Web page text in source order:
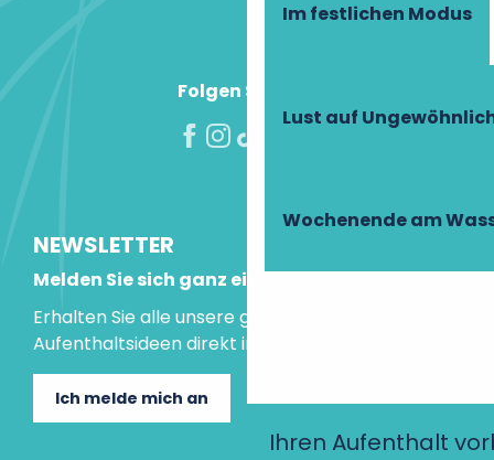
Im festlichen Modus
Lust auf
Wochenende am
Ihren Aufenthalt
Folgen Sie uns!
NEWSLETTER
Melden Sie sich ganz einfach an!
Erhalten Sie alle unsere guten Tipps und
Aufenthaltsideen direkt in Ihre Mailbox.
Ich melde mich an